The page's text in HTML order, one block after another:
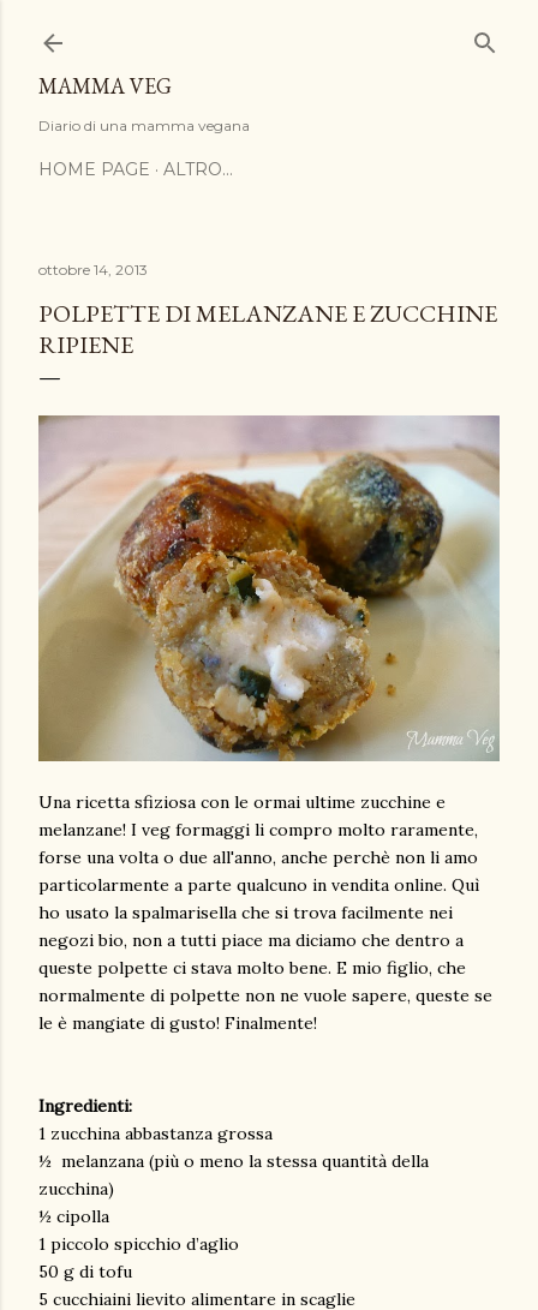
MAMMA VEG
Diario di una mamma vegana
HOME PAGE ALTRO…
ottobre 14, 2013
POLPETTE DI MELANZANE E ZUCCHINE
RIPIENE
Una ricetta sfiziosa con le ormai ultime zucchine e
melanzane! I veg formaggi li compro molto raramente,
forse una volta o due all'anno, anche perchè non li amo
particolarmente a parte qualcuno in vendita online. Quì
ho usato la spalmarisella che si trova facilmente nei
negozi bio, non a tutti piace ma diciamo che dentro a
queste polpette ci stava molto bene. E mio figlio, che
normalmente di polpette non ne vuole sapere, queste se
le è mangiate di gusto! Finalmente!
Ingredienti:
1 zucchina abbastanza grossa
½ melanzana (più o meno la stessa quantità della
zucchina)
½ cipolla
1 piccolo spicchio d’aglio
50 g di tofu
5 cucchiaini lievito alimentare in scaglie